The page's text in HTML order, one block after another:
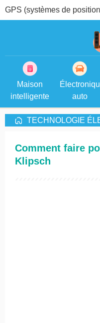
GPS (systèmes de
Maison
intelligente
auto
TECHNOLOGIE
Comment faire
Klipsch